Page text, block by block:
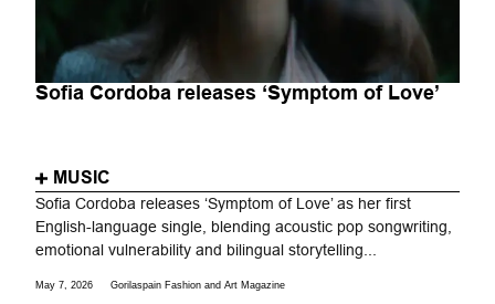
Sofia Cordoba releases ‘Symptom of Love’
MUSIC
Sofia Cordoba releases ‘Symptom of Love’ as her first
English-language single, blending acoustic pop songwriting,
emotional vulnerability and bilingual storytelling...
May 7, 2026 Gorilaspain Fashion and Art Magazine